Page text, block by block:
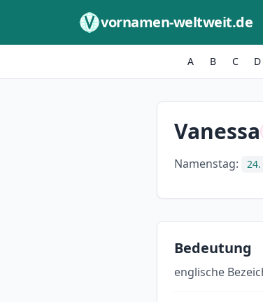
vornamen-weltweit.de
A B C D
Vanessa
Namenstag: 24.
Bedeutung
englische